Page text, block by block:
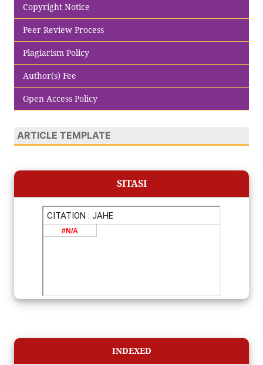
Copyright Notice
Peer Review Process
Plagiarism Policy
Author(s) Fee
Open Access Policy
ARTICLE TEMPLATE
SITASI
INDEXED